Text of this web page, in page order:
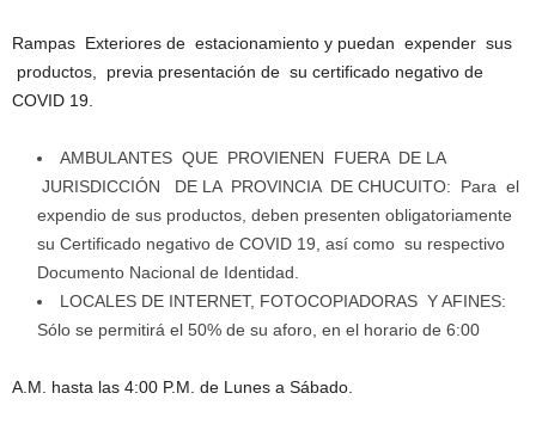
Rampas Exteriores de estacionamiento y puedan expender sus
productos, previa presentación de su certificado negativo de
COVID 19.
AMBULANTES QUE PROVIENEN FUERA DE LA
JURISDICCIÓN DE LA PROVINCIA DE CHUCUITO: Para el
expendio de sus productos, deben presenten obligatoriamente
su Certificado negativo de COVID 19, así como su respectivo
Documento Nacional de Identidad.
LOCALES DE INTERNET, FOTOCOPIADORAS Y AFINES:
Sólo se permitirá el 50% de su aforo, en el horario de 6:00
A.M. hasta las 4:00 P.M. de Lunes a Sábado.